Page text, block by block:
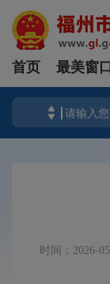
首页 最美窗口
时间：2026-